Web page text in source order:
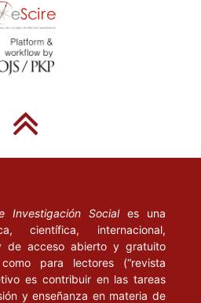
Investigación Social es una
científica, internacional,
de acceso abierto y gratuito
para lectores (“revista
es contribuir en las tareas
y enseñanza en materia de